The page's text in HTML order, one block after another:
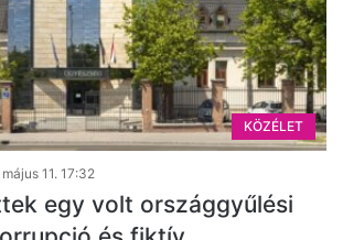
KÖZÉLET
11. 17:32
egy volt országgyűlési